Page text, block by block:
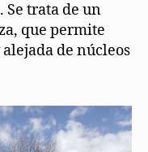
Se trata de un
que permite
de núcleos